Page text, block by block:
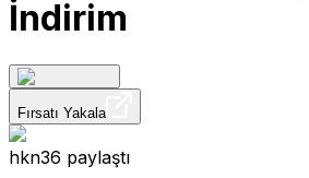
İndirim
Fırsatı Yakala
hkn36 paylaştı